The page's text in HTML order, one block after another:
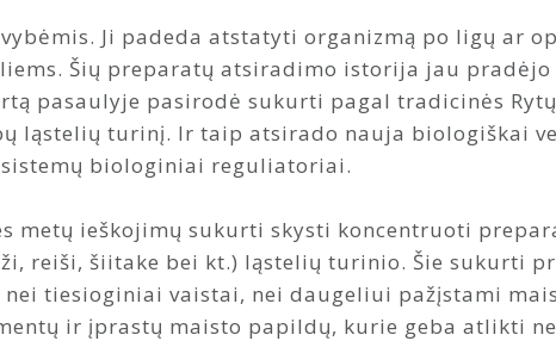
Ji padeda atstatyti organizmą po ligų ar
Šių preparatų atsiradimo istorija jau
pasaulyje pasirodė sukurti pagal tradicinės
ląstelių turinį. Ir taip atsirado nauja biologiškai
biologiniai reguliatoriai.
metų ieškojimų sukurti skysti koncentruoti
reiši, šiitake bei kt.) ląstelių turinio. Šie sukurti
tiesioginiai vaistai, nei daugeliui pažįstami
ir įprastų maisto papildų, kurie geba atlikti